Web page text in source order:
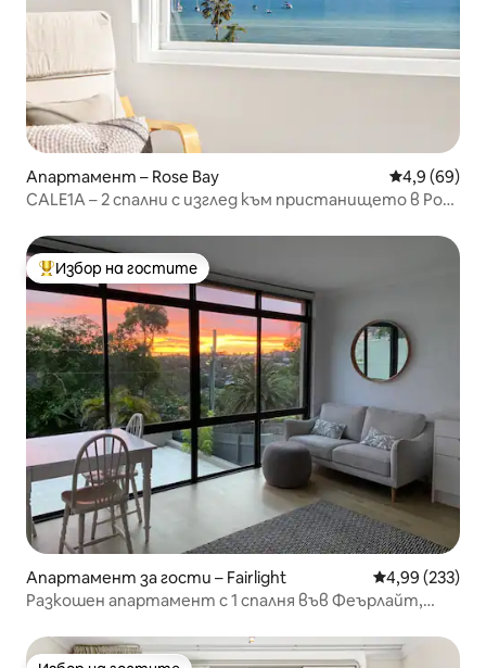
Апартамент – Rose Bay Средна
4,9 (69)
CALE1A – 2 спални с изглед към пристанището в Роуз
Най-популярен избор на гостите
Избор на гостите
Апартамент за гости – Fairlight Средна
4,99 (233)
Разкошен апартамент с 1 спалня във Феърлайт,